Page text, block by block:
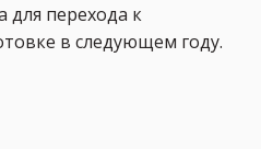
для перехода к
в следующем году.